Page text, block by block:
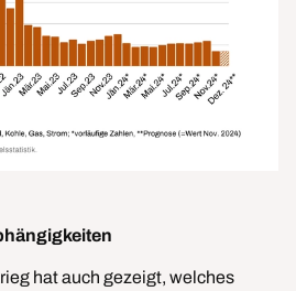
hat auch gezeigt, welches